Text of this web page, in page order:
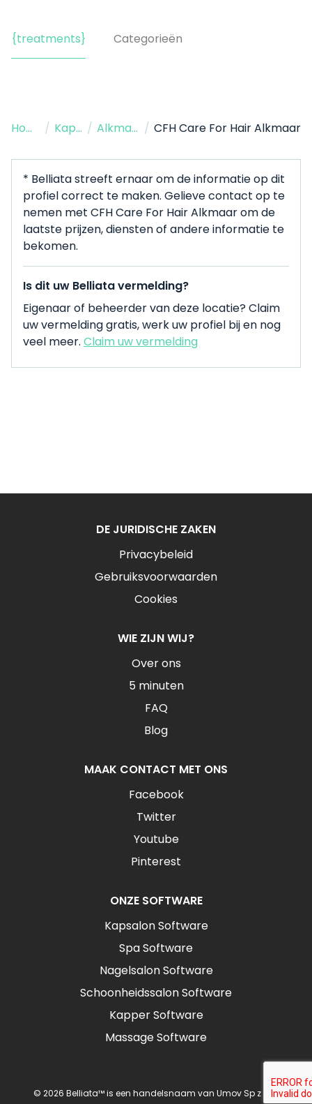
{treatments} Categorieën
Home / Kapper / Alkmaar / CFH Care For Hair Alkmaar
* Belliata streeft ernaar om de informatie op dit
profiel correct te maken. Gelieve contact op te
nemen met CFH Care For Hair Alkmaar om de
laatste prijzen, diensten of andere informatie te
bekomen.
Is dit uw Belliata vermelding?
Eigenaar of beheerder van deze locatie? Claim
uw vermelding gratis, werk uw profiel bij en nog
veel meer. Claim uw vermelding
DE JURIDISCHE ZAKEN
Privacybeleid
Gebruiksvoorwaarden
Cookies
WIE ZIJN WIJ?
Over ons
5 minuten
FAQ
Blog
MAAK CONTACT MET ONS
Facebook
Twitter
Youtube
Pinterest
ONZE SOFTWARE
Kapsalon Software
Spa Software
Nagelsalon Software
Schoonheidssalon Software
Kapper Software
Massage Software
© 2026 Belliata™ is een handelsnaam van Umov Sp z o.o.